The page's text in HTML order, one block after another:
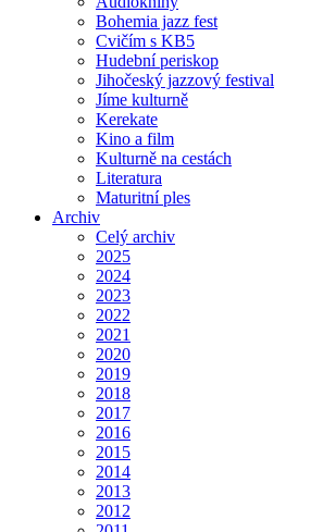
Bohemia jazz fest
Cvičím s KB5
Hudební periskop
Jihočeský jazzový festival
Jíme kulturně
Kerekate
Kino a film
Kulturně na cestách
Literatura
Maturitní ples
Archiv
Celý archiv
2025
2024
2023
2022
2021
2020
2019
2018
2017
2016
2015
2014
2013
2012